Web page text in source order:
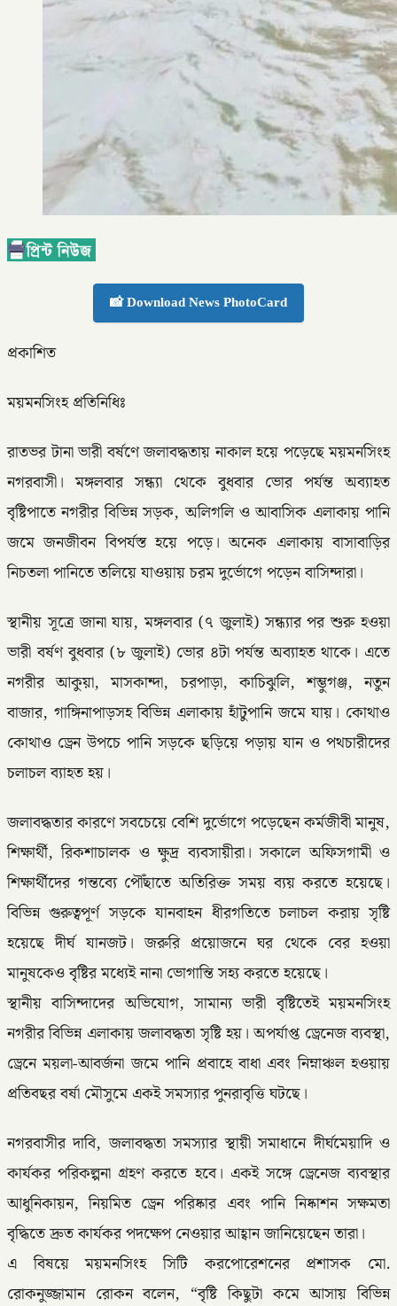
📸 Download News PhotoCard
প্রকাশিত
ময়মনসিংহ প্রতিনিধিঃ
রাতভর টানা ভারী বর্ষণে জলাবদ্ধতায় নাকাল হয়ে পড়েছে ময়মনসিংহ
নগরবাসী। মঙ্গলবার সন্ধ্যা থেকে বুধবার ভোর পর্যন্ত অব্যাহত
বৃষ্টিপাতে নগরীর বিভিন্ন সড়ক, অলিগলি ও আবাসিক এলাকায় পানি
জমে জনজীবন বিপর্যস্ত হয়ে পড়ে। অনেক এলাকায় বাসাবাড়ির
নিচতলা পানিতে তলিয়ে যাওয়ায় চরম দুর্ভোগে পড়েন বাসিন্দারা।
স্থানীয় সূত্রে জানা যায়, মঙ্গলবার (৭ জুলাই) সন্ধ্যার পর শুরু হওয়া
ভারী বর্ষণ বুধবার (৮ জুলাই) ভোর ৪টা পর্যন্ত অব্যাহত থাকে। এতে
নগরীর আকুয়া, মাসকান্দা, চরপাড়া, কাচিঝুলি, শম্ভুগঞ্জ, নতুন
বাজার, গাঙ্গিনাপাড়সহ বিভিন্ন এলাকায় হাঁটুপানি জমে যায়। কোথাও
কোথাও ড্রেন উপচে পানি সড়কে ছড়িয়ে পড়ায় যান ও পথচারীদের
চলাচল ব্যাহত হয়।
জলাবদ্ধতার কারণে সবচেয়ে বেশি দুর্ভোগে পড়েছেন কর্মজীবী মানুষ,
শিক্ষার্থী, রিকশাচালক ও ক্ষুদ্র ব্যবসায়ীরা। সকালে অফিসগামী ও
শিক্ষার্থীদের গন্তব্যে পৌঁছাতে অতিরিক্ত সময় ব্যয় করতে হয়েছে।
বিভিন্ন গুরুত্বপূর্ণ সড়কে যানবাহন ধীরগতিতে চলাচল করায় সৃষ্টি
হয়েছে দীর্ঘ যানজট। জরুরি প্রয়োজনে ঘর থেকে বের হওয়া
মানুষকেও বৃষ্টির মধ্যেই নানা ভোগান্তি সহ্য করতে হয়েছে।
স্থানীয় বাসিন্দাদের অভিযোগ, সামান্য ভারী বৃষ্টিতেই ময়মনসিংহ
নগরীর বিভিন্ন এলাকায় জলাবদ্ধতা সৃষ্টি হয়। অপর্যাপ্ত ড্রেনেজ ব্যবস্থা,
ড্রেনে ময়লা-আবর্জনা জমে পানি প্রবাহে বাধা এবং নিম্নাঞ্চল হওয়ায়
প্রতিবছর বর্ষা মৌসুমে একই সমস্যার পুনরাবৃত্তি ঘটছে।
নগরবাসীর দাবি, জলাবদ্ধতা সমস্যার স্থায়ী সমাধানে দীর্ঘমেয়াদি ও
কার্যকর পরিকল্পনা গ্রহণ করতে হবে। একই সঙ্গে ড্রেনেজ ব্যবস্থার
আধুনিকায়ন, নিয়মিত ড্রেন পরিষ্কার এবং পানি নিষ্কাশন সক্ষমতা
বৃদ্ধিতে দ্রুত কার্যকর পদক্ষেপ নেওয়ার আহ্বান জানিয়েছেন তারা।
এ বিষয়ে ময়মনসিংহ সিটি করপোরেশনের প্রশাসক মো.
রোকনুজ্জামান রোকন বলেন, “বৃষ্টি কিছুটা কমে আসায় বিভিন্ন